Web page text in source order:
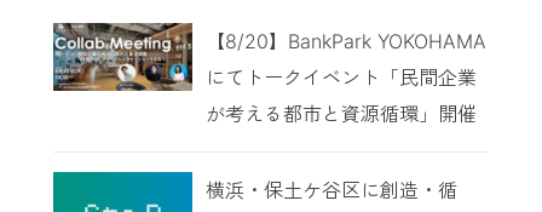
【8/20】BankPark YOKOHAMA
にてトークイベント「民間企業
が考える都市と資源循環」開催
横浜・保土ケ谷区に創造・循